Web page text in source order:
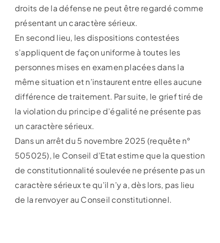
droits de la défense ne peut être regardé comme
présentant un caractère sérieux.
En second lieu, les dispositions contestées
s’appliquent de façon uniforme à toutes les
personnes mises en examen placées dans la
même situation et n’instaurent entre elles aucune
différence de traitement. Par suite, le grief tiré de
la violation du principe d’égalité ne présente pas
un caractère sérieux.
Dans un arrêt du 5 novembre 2025 (requête n°
505025), le Conseil d’Etat estime que la question
de constitutionnalité soulevée ne présente pas un
caractère sérieux te qu’il n’y a, dès lors, pas lieu
de la renvoyer au Conseil constitutionnel.